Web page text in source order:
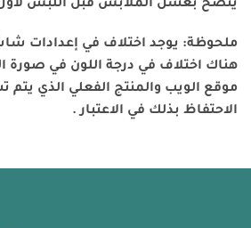
ينصح بغسل الملابس قبل اللبس
ملحوظة: يوجد اختلاف في إعدادات
هناك اختلاف في درجة اللون في صورة
موقع الويب والمنتج الفعلي الذي يتم
الاحتفاظ بذلك في الاعتبار .